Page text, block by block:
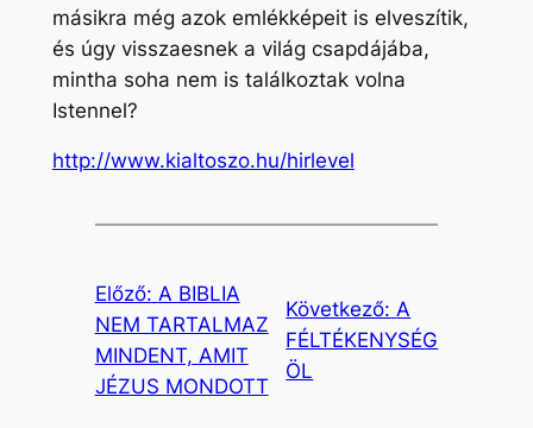
másikra még azok emlékképeit is elveszítik,
és úgy visszaesnek a világ csapdájába,
mintha soha nem is találkoztak volna
Istennel?
http://www.kialtoszo.hu/hirlevel
Előző: A BIBLIA
NEM TARTALMAZ
MINDENT, AMIT
JÉZUS MONDOTT
Következő: A
FÉLTÉKENYSÉG
ÖL